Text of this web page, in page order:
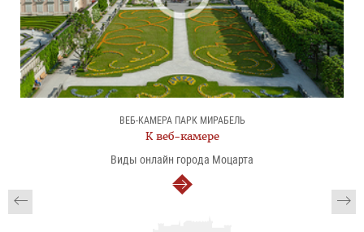
ВЕБ-КАМЕРА ПАРК МИРАБЕЛЬ
К веб-камере
Виды онлайн города Моцарта
далее